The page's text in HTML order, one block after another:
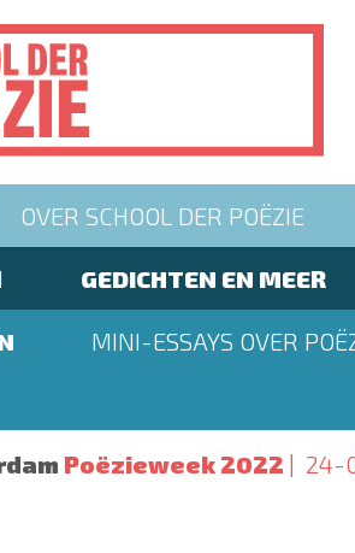
OVER SCHOOL DER POËZIE
GEDICHTEN EN MEER
MINI-ESSAYS OVER
Poëzieweek 2022 24-